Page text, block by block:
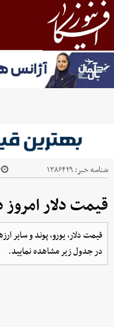
شناسه خبر:۱۳۸۶۴۲۹
قیمت دلار امروز دوشنبه
در جدول زیر مشاهده نمایید.